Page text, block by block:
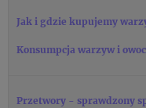
Jak i gdzie kupujemy
Konsumpcja warzyw i
Przetwory - sprawdzony